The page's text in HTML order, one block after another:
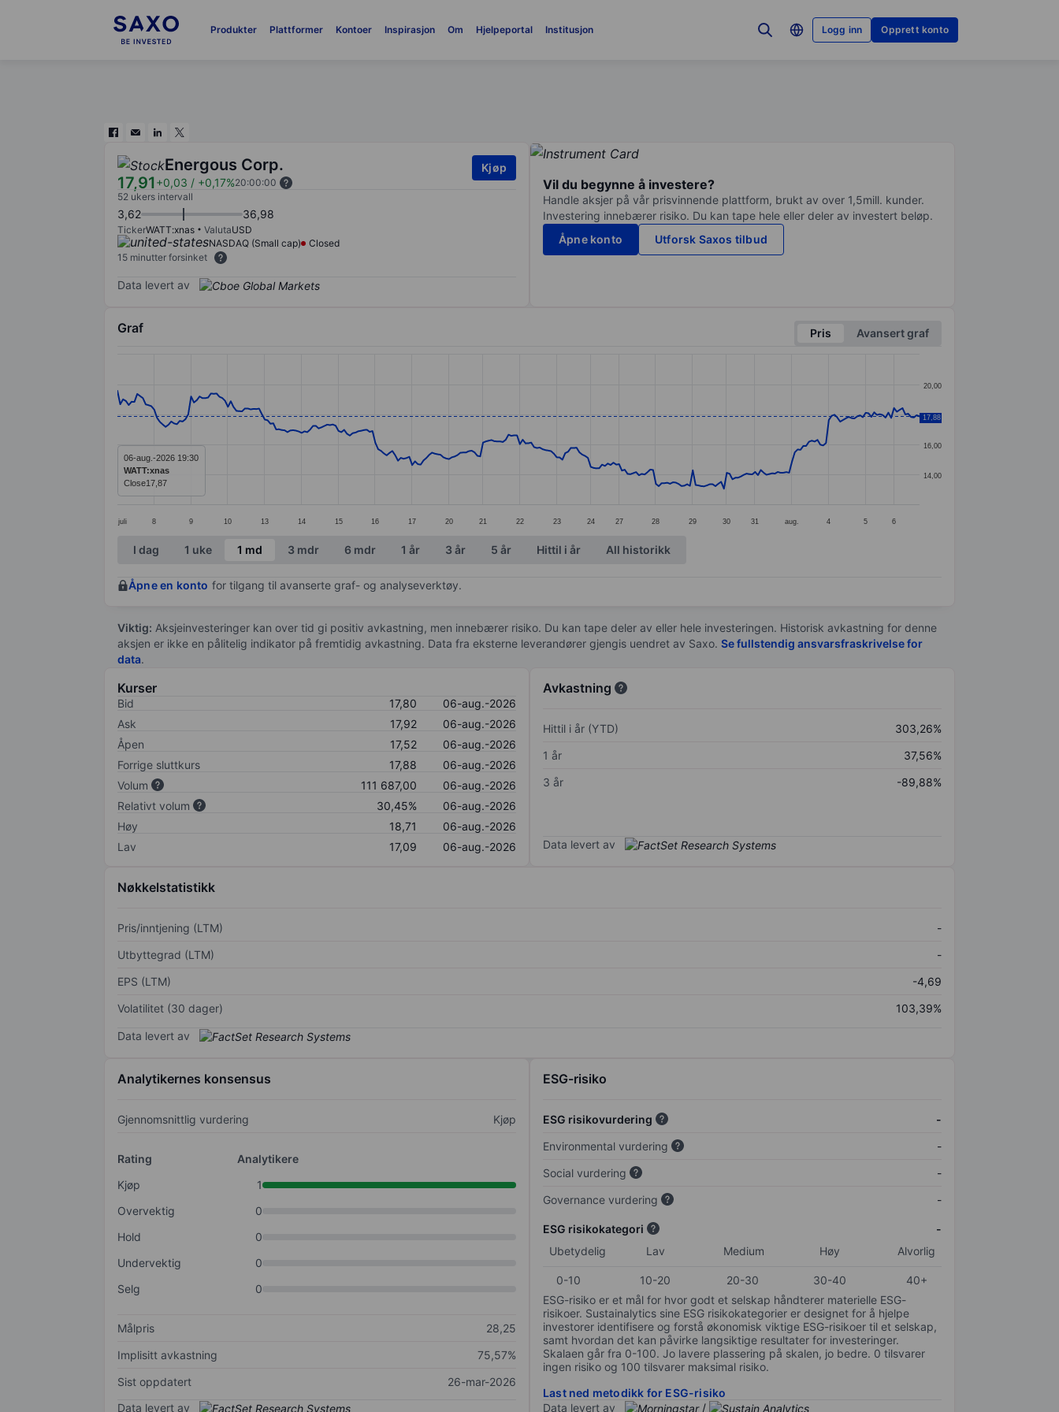
Produkter Plattformer Kontoer Inspirasjon Om Hjelpeportal Institusjon Logg inn Opprett konto
Energous Corp.
17,91+0,03 / +0,17%20:00:00
Kjøp
52 ukers intervall
3,62 36,98
TickerWATT:xnas ValutaUSD
NASDAQ (Small cap)
Closed
15 minutter forsinket
Data levert av
Vil du begynne å investere?
Handle aksjer på vår prisvinnende plattform, brukt av over 1,5mill. kunder.
Investering innebærer risiko. Du kan tape hele eller deler av investert beløp.
Åpne konto
Utforsk Saxos tilbud
Graf Pris
Avansert graf
Line chart with 284 data points.
The chart has 1 X axis displaying categories.
The chart has 1 Y axis displaying values. Data ranges from 13.04 to 19.58.
juli 8 9 10 13 14 15 16 17 20 21 22 23 24 27 28 29 30 31 aug. 4 5 6
14,00
16,00
18,00
20,00
17,88
06-aug.-2026 19:30
WATT:xnas
Close17,87
End of interactive chart.
I dag 1 uke 1 md 3 mdr 6 mdr 1 år 3 år 5 år Hittil i år All historikk
Åpne en konto for tilgang til avanserte graf- og analyseverktøy.
Viktig: Aksjeinvesteringer kan over tid gi positiv avkastning, men innebærer risiko. Du kan tape deler av eller hele investeringen. Historisk avkastning for denne
aksjen er ikke en pålitelig indikator på fremtidig avkastning. Data fra eksterne leverandører gjengis uendret av Saxo. Se fullstendig ansvarsfraskrivelse for
data.
Kurser
Bid 17,80
06-aug.-2026
Ask
17,92
06-aug.-2026
Åpen
17,52
06-aug.-2026
Forrige sluttkurs
17,88
06-aug.-2026
Volum
111 687,00
06-aug.-2026
Relativt volum
30,45%
06-aug.-2026
Høy
18,71
06-aug.-2026
Lav
17,09 06-aug.-2026
Avkastning
Hittil i år (YTD)
303,26%
1 år
37,56%
3 år
-89,88%
Data levert av
Nøkkelstatistikk
Pris/inntjening (LTM)
-
Utbyttegrad (LTM)
-
EPS (LTM)
-4,69
Volatilitet (30 dager)
103,39%
Data levert av
Analytikernes konsensus
Gjennomsnittlig vurdering Kjøp
Rating
Analytikere
Kjøp
1
Overvektig
0
Hold
0
Undervektig
0
Selg
0
Målpris
28,25
Implisitt avkastning
75,57%
Sist oppdatert
26-mar-2026
Data levert av
ESG-risiko
ESG risikovurdering
-
Environmental vurdering
-
Social vurdering
-
Governance vurdering
-
ESG risikokategori
-
Ubetydelig
Lav Medium Høy Alvorlig
0-10 10-20 20-30 30-40
40+
ESG-risiko er et mål for hvor godt et selskap håndterer materielle ESG-
risikoer. Sustainalytics sine ESG risikokategorier er designet for å hjelpe
investorer identifisere og forstå økonomisk viktige ESG-risikoer til et selskap,
samt hvordan det kan påvirke langsiktige resultater for investeringer.
Skalaen går fra 0-100. Jo lavere plassering på skalen, jo bedre. 0 tilsvarer
ingen risiko og 100 tilsvarer maksimal risiko.
Last ned metodikk for ESG-risiko
Data levert av
/